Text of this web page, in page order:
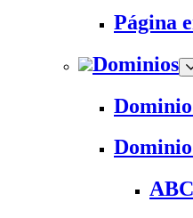
Página
Dominios